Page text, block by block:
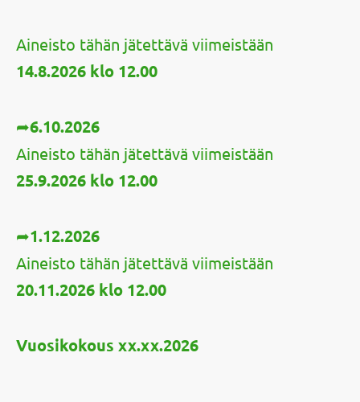
Aineisto tähän jätettävä viimeistään
14.8.2026 klo 12.00
➦6.10.2026
Aineisto tähän jätettävä viimeistään
25.9.2026 klo 12.00
➦1.12.2026
Aineisto tähän jätettävä viimeistään
20.11.2026 klo 12.00
Vuosikokous xx.xx.2026